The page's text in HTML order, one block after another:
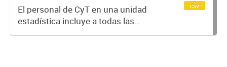
Tecnología Argentino (SICYTAR)
El personal de CyT en una unidad
estadística incluye a todas las
personas involucradas
csv